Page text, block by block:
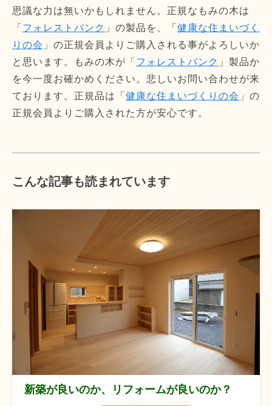
思議な力は無いかもしれません。正規なもみの木は
「 フォレストバンク 」の製品を、「 健康な住まいづく
りの会 」の正規会員よりご購入される事がよろしいか
と思います。もみの木が「 フォレストバンク 」製品か
を今一度お確かめください。悲しいお問い合わせが来
ております。正規品は「 健康な住まいづくりの会 」の
正規会員よりご購入された方が安心です。
こんな記事も読まれています
新築が良いのか、リフォームが良いのか？